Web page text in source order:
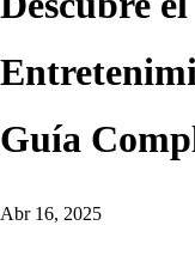
Guía
Abr 16, 2025